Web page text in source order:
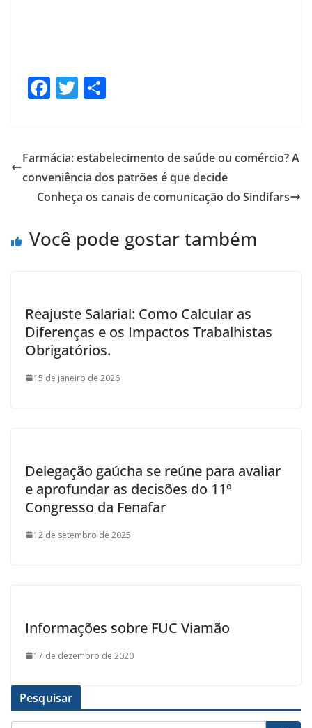
F
b
o
o
T
er e
Farmácia: estabelecimento de saúde ou comércio? A
conveniência dos patrões é que decide
Conheça os canais de comunicação do Sindifars
Você pode gostar também
Reajuste Salarial: Como Calcular as
Diferenças e os Impactos Trabalhistas
Obrigatórios.
15 de janeiro de 2026
Delegação gaúcha se reúne para avaliar
e aprofundar as decisões do 11º
Congresso da Fenafar
12 de setembro de 2025
Informações sobre FUC Viamão
17 de dezembro de 2020
Pesquisar